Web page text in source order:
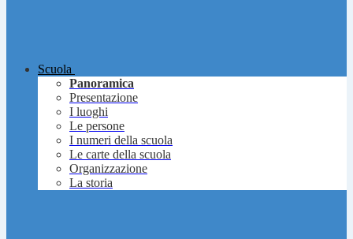
Scuola
Panoramica
Presentazione
I luoghi
Le persone
I numeri della scuola
Le carte della scuola
Organizzazione
La storia